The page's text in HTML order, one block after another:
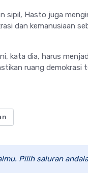
sipil, Hasto juga
dan kemanusiaan
kata dia, harus
ruang demokrasi
Pilih saluran